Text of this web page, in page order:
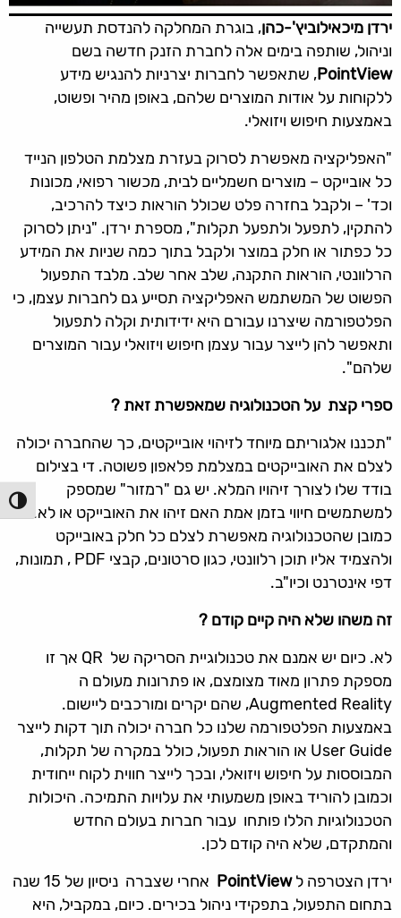
ירדן מיכאילוביץ'-כהן, בוגרת המחלקה להנדסת תעשייה
וניהול, שותפה בימים אלה לחברת הזנק חדשה בשם
PointView, שתאפשר לחברות יצרניות להנגיש מידע
ללקוחות על אודות המוצרים שלהם, באופן מהיר ופשוט,
באמצעות חיפוש ויזואלי.
"האפליקציה מאפשרת לסרוק בעזרת מצלמת הטלפון הנייד
כל אובייקט – מוצרים חשמליים לבית, מכשור רפואי, מכונות
וכד' – ולקבל בחזרה פלט שכולל הוראות כיצד להרכיב,
להתקין, לתפעל ולתפעל תקלות", מספרת ירדן. "ניתן לסרוק
כל כפתור או חלק במוצר ולקבל בתוך כמה שניות את המידע
הרלוונטי, הוראות התקנה, שלב אחר שלב. מלבד התפעול
הפשוט של המשתמש האפליקציה תסייע גם לחברות עצמן, כי
הפלטפורמה שיצרנו עבורם היא ידידותית וקלה לתפעול
ותאפשר להן לייצר עבור עצמן חיפוש ויזואלי עבור המוצרים
שלהם".
ספרי קצת על הטכנולוגיה שמאפשרת זאת ?
"תכננו אלגוריתם מיוחד לזיהוי אובייקטים, כך שהחברה יכולה
לצלם את האובייקטים במצלמת פלאפון פשוטה. די בצילום
בודד שלו לצורך זיהויו המלא. יש גם "רמזור" שמספק
למשתמשים חיווי בזמן אמת האם זיהו את האובייקט או לא.
כמובן שהטכנולוגיה מאפשרת לצלם כל חלק באובייקט
ולהצמיד אליו תוכן רלוונטי, כגון סרטונים, קבצי PDF , תמונות,
דפי אינטרנט וכיו"ב.
זה משהו שלא היה קיים קודם ?
לא. כיום יש אמנם את טכנולוגיית הסריקה של QR אך זו
מספקת פתרון מאוד מצומצם, או פתרונות מעולם ה
Augmented Reality, שהם יקרים ומורכבים ליישום.
באמצעות הפלטפורמה שלנו כל חברה יכולה תוך דקות לייצר
User Guide או הוראות תפעול, כולל במקרה של תקלות,
המבוססות על חיפוש ויזואלי, ובכך לייצר חווית לקוח ייחודית
וכמובן להוריד באופן משמעותי את עלויות התמיכה. היכולות
הטכנולוגיות הללו פותחו עבור חברות בעולם החדש
והמתקדם, שלא היה קודם לכן.
ירדן הצטרפה לPointView
אחרי שצברה ניסיון של 15 שנה
בתחום התפעול, בתפקידי ניהול בכירים. כיום, במקביל, היא